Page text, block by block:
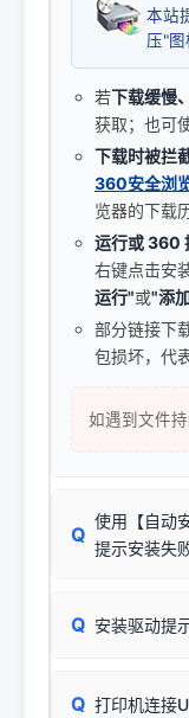
本站
压"图
若下载缓慢
获取；也可
下载时被拦
360安全浏
览器的下载
运行或 360
右键点击安
运行"或"添
部分链接下
包损坏，代
如遇到文件
Q
使用【自动
提示安装失
由于本站驱动
Q 安装驱动提
往往会弹出此
Q 打印机连接